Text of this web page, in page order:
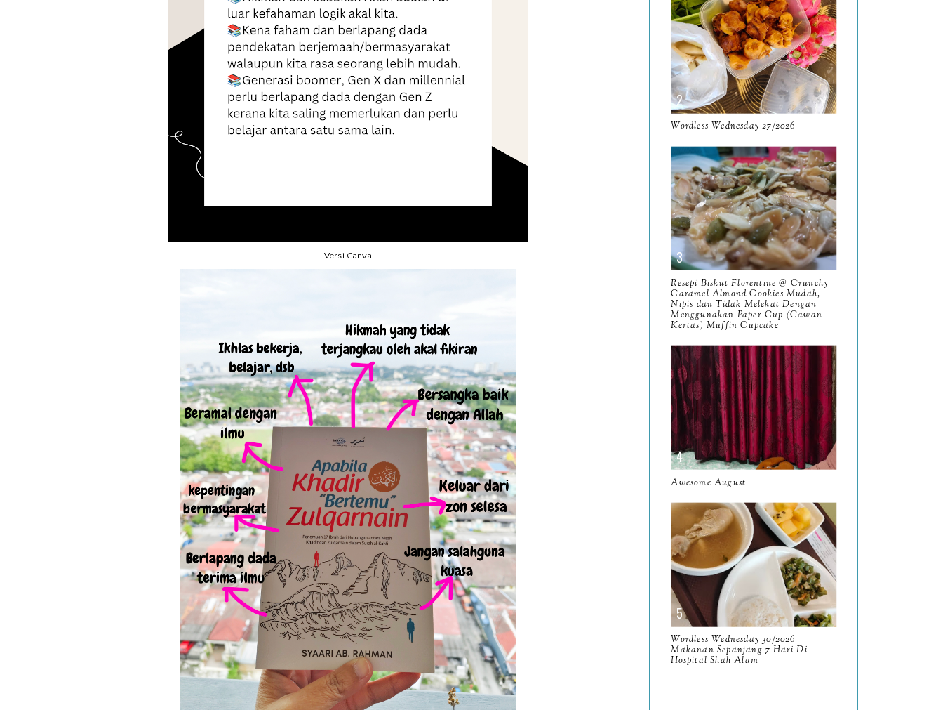
Versi Canva
4/2026
Makan Tengahari di Warung
D'Alang Mee Kuwo Sup
Kam...
Resensi Buku Al-Quran
Untuk Kita Oleh Muzuza
Akhirnya Berjaya Ubah
Layout Blog Dengan
Bantuan S...
Wordless Wednesday
3/2026 - GoodReads
2025
Tempat Makan Sedap di
Kuching Restoran Mom's
Laksa
Wordless Wednesday
2/2026 - Bookmory
Rewind 2025
Resensi Buku Apabila
Khadir "Bertemu"
Zulqarnain
Cubaan Menggunakan
Canva
Migratory Shorebirds
Watching at Bako Buntal
Bay, ...
Sasaran Buku Untuk Dibaca
Pada 2026
Wordless Wednesday
1/2026 - Bookmory 2025
Wordless Wednesday 27/2026
Resepi Biskut Florentine @ Crunchy
Caramel Almond Cookies Mudah,
Nipis dan Tidak Melekat Dengan
Menggunakan Paper Cup (Cawan
Kertas) Muffin Cupcake
Awesome August
Wordless Wednesday 30/2026
Makanan Sepanjang 7 Hari Di
Hospital Shah Alam